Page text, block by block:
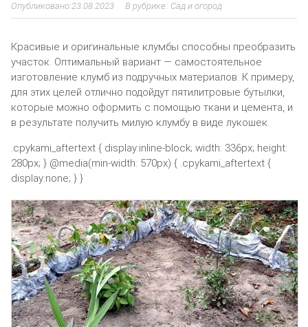
23.08.2023 Сад и огород
Красивые и оригинальные клумбы способны преобразить
участок. Оптимальный вариант — самостоятельное
изготовление клумб из подручных материалов. К примеру,
для этих целей отлично подойдут пятилитровые бутылки,
которые можно оформить с помощью ткани и цемента, и
в результате получить милую клумбу в виде лукошек.
.cpykami_aftertext { display:inline-block; width: 336px; height:
280px; } @media(min-width: 570px) { .cpykami_aftertext {
display:none; } }